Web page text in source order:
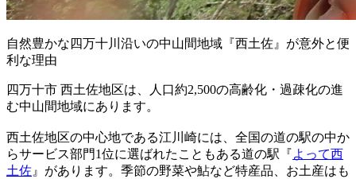
自然豊かな四万十川沿いの中山間地域『西土佐』が意外と便
利な理由
四万十市 西土佐地区は、人口約2,500の高齢化・過疎化の進
む中山間地域にあります。
西土佐地区の中心地である江川崎には、全国の道の駅の中か
らサービス部門1位に選ばれたこともある道の駅『よって西
土佐 』があります。季節の野菜や鮎など特産品、お土産はも